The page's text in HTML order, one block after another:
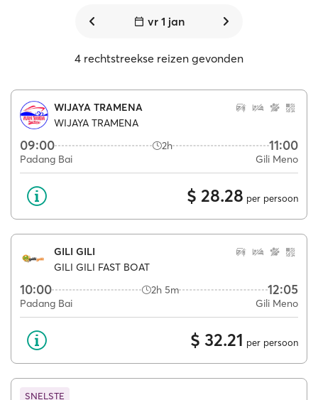
vr 1 jan
4 rechtstreekse reizen gevonden
WIJAYA TRAMENA
WIJAYA TRAMENA
09:00 2h 11:00
Padang Bai Gili Meno
$ 28.28 per persoon
GILI GILI
GILI GILI FAST BOAT
10:00 2h 5m 12:05
Padang Bai Gili Meno
$ 32.21 per persoon
SNELSTE